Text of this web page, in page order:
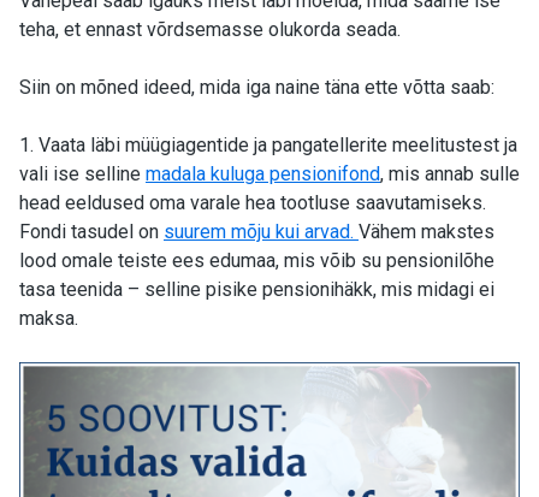
teha, et ennast võrdsemasse olukorda seada.
Siin on mõned ideed, mida iga naine täna ette võtta saab:
1. Vaata läbi müügiagentide ja pangatellerite meelitustest ja
vali ise selline madala kuluga pensionifond, mis annab sulle
head eeldused oma varale hea tootluse saavutamiseks.
Fondi tasudel on suurem mõju kui arvad. Vähem makstes
lood omale teiste ees edumaa, mis võib su pensionilõhe
tasa teenida – selline pisike pensionihäkk, mis midagi ei
maksa.